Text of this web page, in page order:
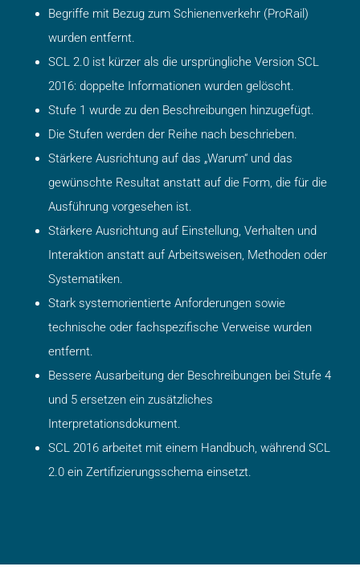
Begriffe mit Bezug zum Schienenverkehr (ProRail)
wurden entfernt.
SCL 2.0 ist kürzer als die ursprüngliche Version SCL
2016: doppelte Informationen wurden gelöscht.
Stufe 1 wurde zu den Beschreibungen hinzugefügt.
Die Stufen werden der Reihe nach beschrieben.
Stärkere Ausrichtung auf das „Warum“ und das
gewünschte Resultat anstatt auf die Form, die für die
Ausführung vorgesehen ist.
Stärkere Ausrichtung auf Einstellung, Verhalten und
Interaktion anstatt auf Arbeitsweisen, Methoden oder
Systematiken.
Stark systemorientierte Anforderungen sowie
technische oder fachspezifische Verweise wurden
entfernt.
Bessere Ausarbeitung der Beschreibungen bei Stufe 4
und 5 ersetzen ein zusätzliches
Interpretationsdokument.
SCL 2016 arbeitet mit einem Handbuch, während SCL
2.0 ein Zertifizierungsschema einsetzt.